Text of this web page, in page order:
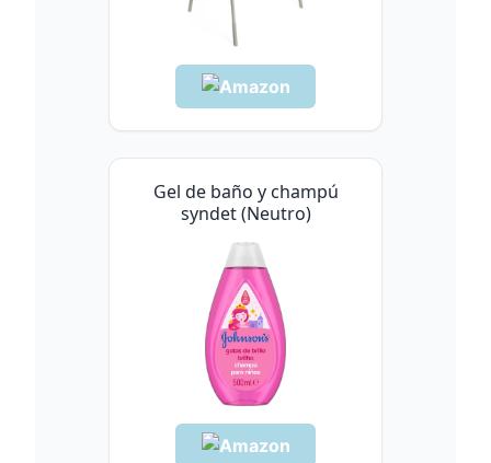
Gel de baño y champú
syndet (Neutro)